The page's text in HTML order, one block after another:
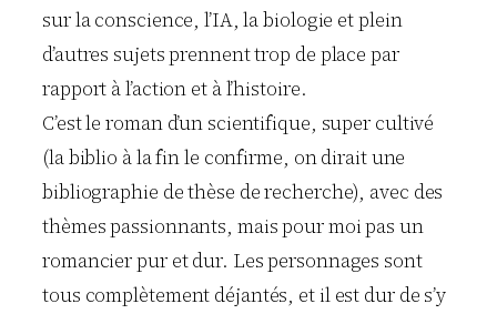
sur la conscience, l’IA, la biologie et plein
d’autres sujets prennent trop de place par
rapport à l’action et à l’histoire.
C’est le roman d’un scientifique, super cultivé
(la biblio à la fin le confirme, on dirait une
bibliographie de thèse de recherche), avec des
thèmes passionnants, mais pour moi pas un
romancier pur et dur. Les personnages sont
tous complètement déjantés, et il est dur de s’y